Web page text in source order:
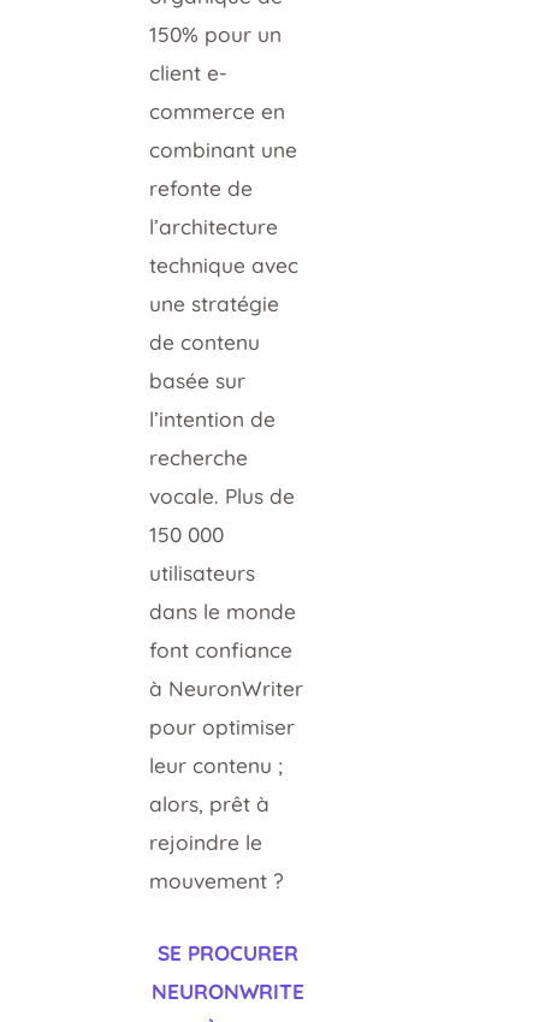
150% pour un
client e-
commerce en
combinant une
refonte de
l’architecture
technique avec
une stratégie
de contenu
basée sur
l’intention de
recherche
vocale. Plus de
150 000
utilisateurs
dans le monde
font confiance
à NeuronWriter
pour optimiser
leur contenu ;
alors, prêt à
rejoindre le
mouvement ?
SE PROCURER
NEURONWRITE